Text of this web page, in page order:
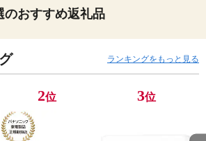
のおすすめ返礼品
ランキングをもっと見る
2位 3位